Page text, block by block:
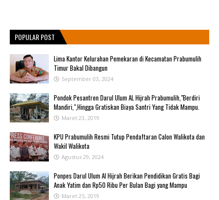
POPULAR POST
Lima Kantor Kelurahan Pemekaran di Kecamatan Prabumulih
Timur Bakal Dibangun
September 03, 2024
Pondok Pesantren Darul Ulum AL Hijrah Prabumulih,"Berdiri
Mandiri,",Hingga Gratiskan Biaya Santri Yang Tidak Mampu.
Maret 23, 2019
KPU Prabumulih Resmi Tutup Pendaftaran Calon Walikota dan
Wakil Walikota
Agustus 29, 2024
Ponpes Darul Ulum Al Hijrah Berikan Pendidikan Gratis Bagi
Anak Yatim dan Rp50 Ribu Per Bulan Bagi yang Mampu
Maret 25, 2019